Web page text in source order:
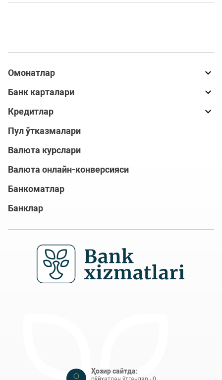
Омонатлар
Банк карталари
Кредитлар
Пул ўтказмалари
Валюта курслари
Валюта онлайн-конверсияси
Банкоматлар
Банклар
Ҳозир сайтда: